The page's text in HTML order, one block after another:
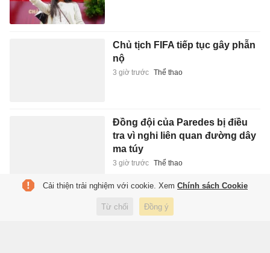
Chủ tịch FIFA tiếp tục gây phẫn
nộ
3 giờ trước Thể thao
Đồng đội của Paredes bị điều
tra vì nghi liên quan đường dây
ma túy
3 giờ trước Thể thao
Người Việt ngày càng chuộng
bia lon 'lùn' 250 ml, điều gì đang
Cải thiện trải nghiệm với cookie. Xem Chính sách Cookie
Từ chối Đồng ý